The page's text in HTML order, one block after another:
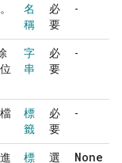
名
稱
必
要
-
字
串
必
要
-
標
籤
必
要
-
標 選 None